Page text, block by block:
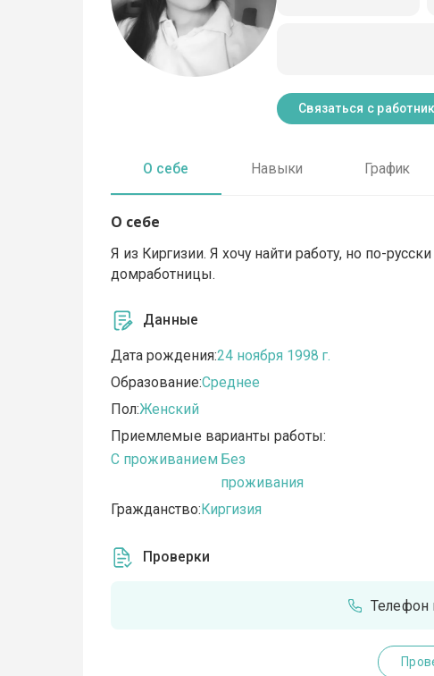
Связаться с
О себе Навыки График
О себе
Я из Киргизии. Я хочу найти работу, но по-
домработницы.
Данные
Дата рождения:24 ноября 1998 г.
Образование:Среднее
Пол:Женский
Приемлемые варианты работы:
C проживанием Без
проживания
Гражданство:Киргизия
Проверки
Телефон